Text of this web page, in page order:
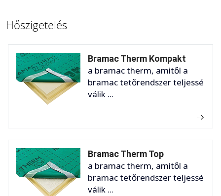
Hőszigetelés
Bramac Therm Kompakt
a bramac therm, amitől a
bramac tetőrendszer teljessé
válik ...
Bramac Therm Top
a bramac therm, amitől a
bramac tetőrendszer teljessé
válik ...